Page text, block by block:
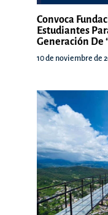
Convoca
Estudiantes
Generación De
10 de noviembre de